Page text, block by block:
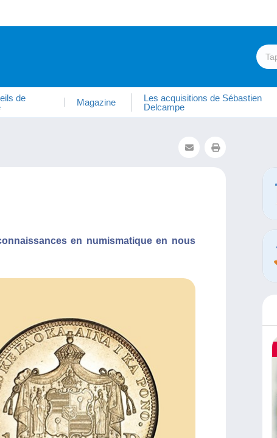
de
Magazine
Les acquisitions de Sébastien
Delcampe
en numismatique en nous